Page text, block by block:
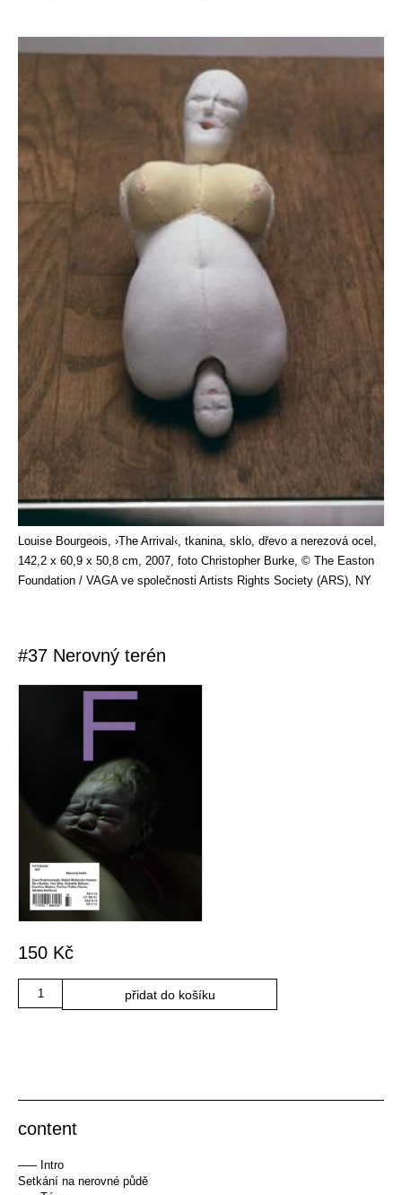
Louise Bourgeois, ›The Arrival‹, tkanina, sklo, dřevo a nerezová ocel,
142,2 x 60,9 x 50,8 cm, 2007, foto Christopher Burke, © The Easton
Foundation / VAGA ve společnosti Artists Rights Society (ARS), NY
#37 Nerovný terén
150 Kč
Množství
přidat do košíku
content
––– Intro
Setkání na nerovné půdě